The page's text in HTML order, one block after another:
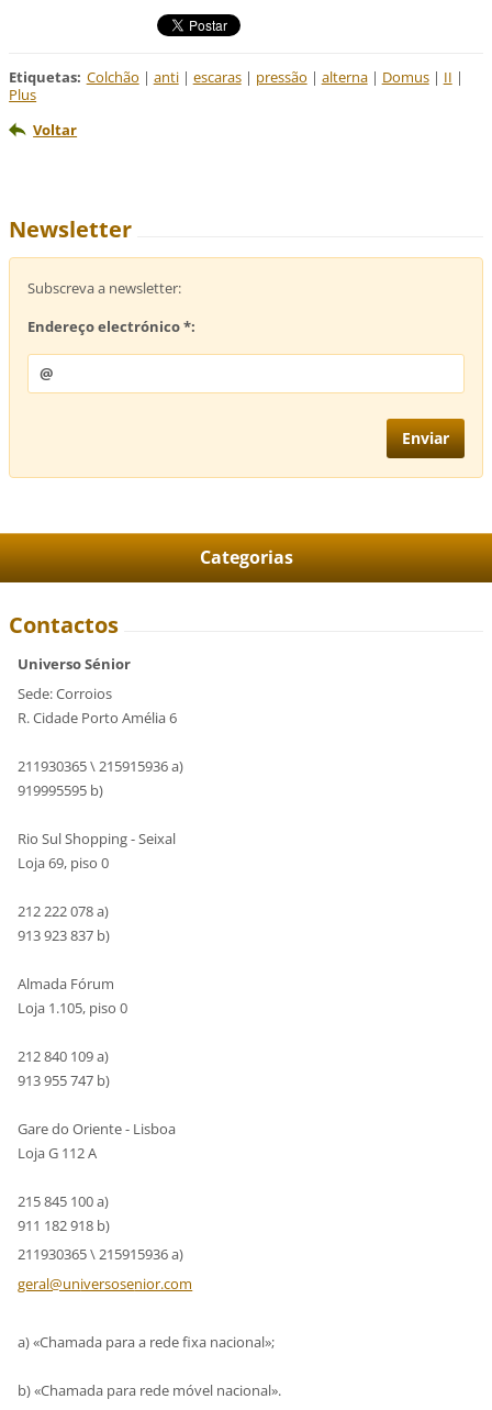
Etiquetas: Colchão | anti | escaras | pressão | alterna | Domus | II |
Plus
Voltar
Newsletter
Subscreva a newsletter:
Endereço electrónico *:
Categorias
Contactos
Universo Sénior
Sede: Corroios
R. Cidade Porto Amélia 6
211930365 \ 215915936 a)
919995595 b)
Rio Sul Shopping - Seixal
Loja 69, piso 0
212 222 078 a)
913 923 837 b)
Almada Fórum
Loja 1.105, piso 0
212 840 109 a)
913 955 747 b)
Gare do Oriente - Lisboa
Loja G 112 A
215 845 100 a)
911 182 918 b)
211930365 \ 215915936 a)
geral@universosenior.com
a) «Chamada para a rede fixa nacional»;
b) «Chamada para rede móvel nacional».